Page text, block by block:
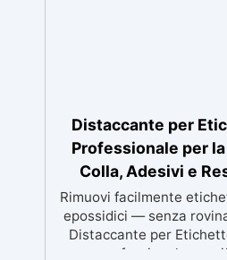
lontano da fonti di
Distaccante per
Professionale per
Colla, Adesivi e
Rimuovi facilmente
epossidici — senza
Distaccante per
spray professionale